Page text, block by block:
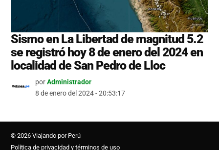
Sismo en La Libertad de magnitud 5.2
se registró hoy 8 de enero del 2024 en
localidad de San Pedro de Lloc
porAdministrador
8 de enero del 2024 - 20:53:17
© 2026 Viajando por Perú
Política de privacidad y términos de uso